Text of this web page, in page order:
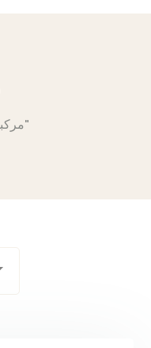
Archive by "مركبات متخصصة"